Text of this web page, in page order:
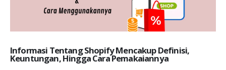
Informasi Tentang Shopify Mencakup Definisi,
Keuntungan, Hingga Cara Pemakaiannya